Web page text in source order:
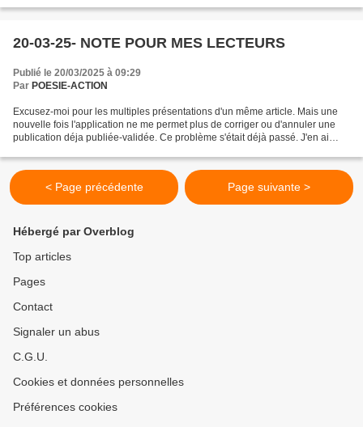
20-03-25- NOTE POUR MES LECTEURS
Publié le 20/03/2025 à 09:29
Par POESIE-ACTION
Excusez-moi pour les multiples présentations d'un même article. Mais une
nouvelle fois l'application ne me permet plus de corriger ou d'annuler une
publication déja publiée-validée. Ce problème s'était déjà passé. J'en ai
< Page précédente Page suivante >
Hébergé par Overblog
Top articles
Pages
Contact
Signaler un abus
C.G.U.
Cookies et données personnelles
Préférences cookies